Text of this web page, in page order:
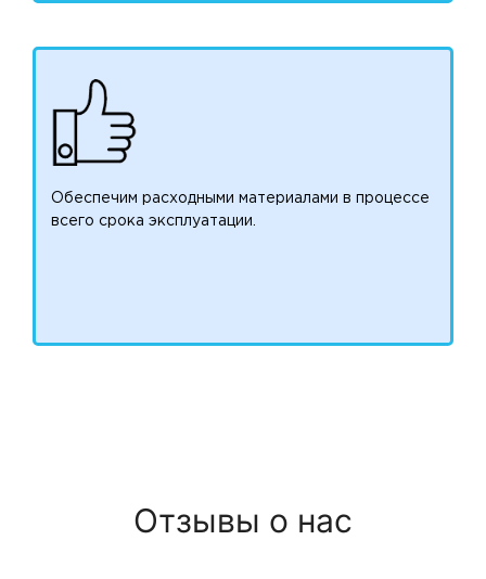
Обеспечим расходными материалами в процессе
всего срока эксплуатации.
Отзывы о нас